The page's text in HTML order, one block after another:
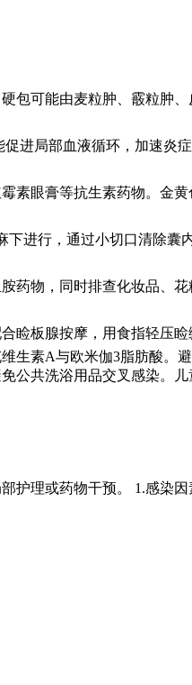
可能由麦粒肿、霰粒肿
进局部血液循环，加速炎
眼膏等抗生素药物。金
进行，通过小切口清除囊
物，同时排查化妆品、
板腺按摩，用食指轻压睑
生素A与欧米伽3脂肪酸。
共洗浴用品交叉感染。儿
理或药物干预。 1.感染